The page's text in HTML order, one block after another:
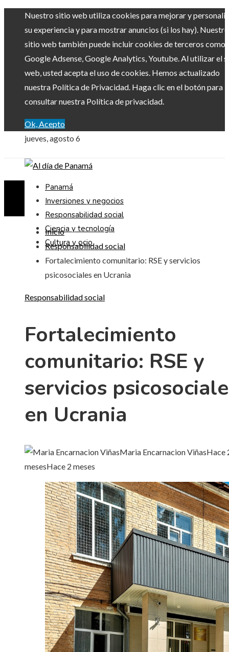
Nuestro sitio web utiliza cookies para mejorar y
su experiencia y para mostrar anuncios (si los hay). Nuestro
sitio web también puede incluir cookies de terceros como
Google Adsense, Google Analytics, Youtube. Al utilizar el
web, usted acepta el uso de cookies. Hemos actualizado
nuestra Política de Privacidad. Haga clic en el botón para
consultar nuestra Política de privacidad.
Ok, Acepto
jueves, agosto 6
Panamá
Inversiones y negocios
Responsabilidad social
Ciencia y tecnología
Cultura y ocio
Inicio
Responsabilidad social
Fortalecimiento comunitario: RSE y servicios
psicosociales en Ucrania
Responsabilidad social
Fortalecimiento
comunitario: RSE y
servicios
en Ucrania
Maria Encarnacion ViñasHace
mesesHace 2 meses